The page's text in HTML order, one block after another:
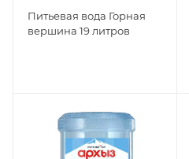
Питьевая вода Горная
вершина 19 литров